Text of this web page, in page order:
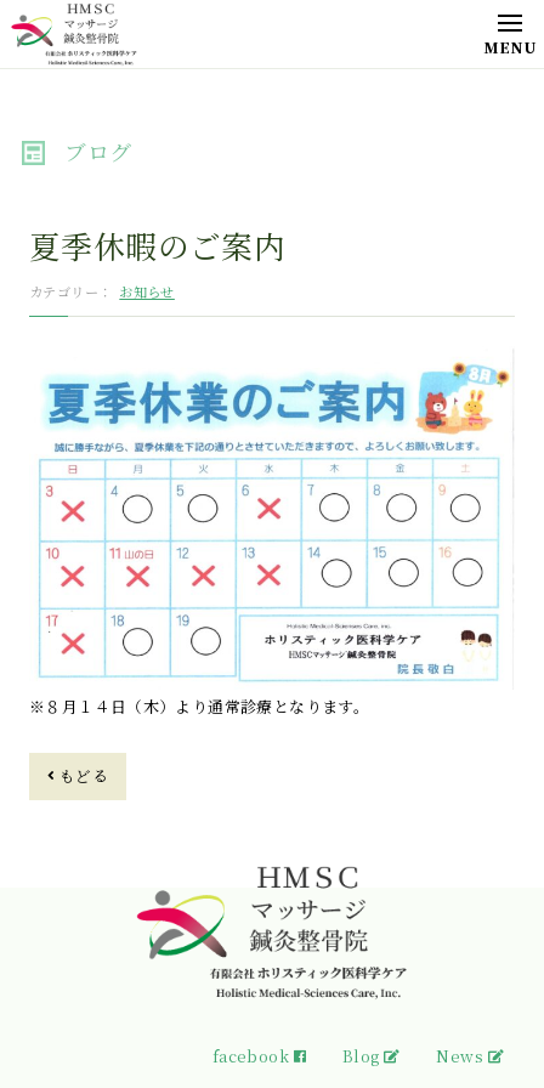
ブログ
夏季休暇のご案内
カテゴリー お知らせ
※８月１４日（木）より通常診療となります。
もどる
facebook Blog News